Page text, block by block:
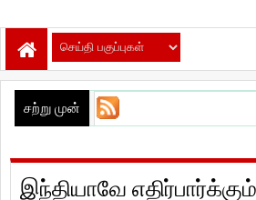
சற்று முன்
இந்தியாவே